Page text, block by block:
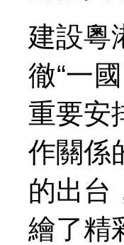
建設粵
徹“一
重要安
作關係
的出台
繪了精